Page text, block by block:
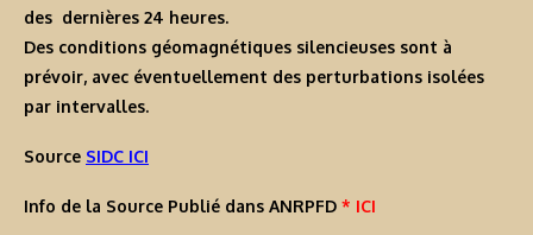
des dernières 24 heures.
Des conditions géomagnétiques silencieuses sont à
prévoir, avec éventuellement des perturbations isolées
par intervalles.
Source SIDC ICI
Info de la Source Publié dans ANRPFD * ICI